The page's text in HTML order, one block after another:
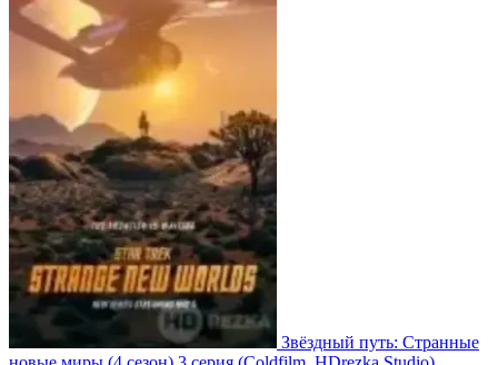
Звёздный путь: Странные